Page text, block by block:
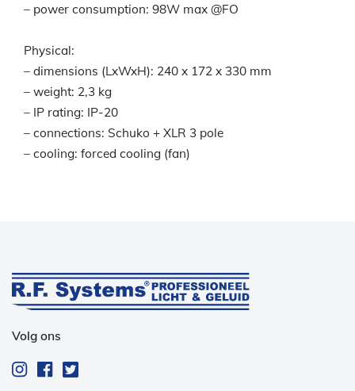
– power consumption: 98W max @FO
Physical:
– dimensions (LxWxH): 240 x 172 x 330 mm
– weight: 2,3 kg
– IP rating: IP-20
– connections: Schuko + XLR 3 pole
– cooling: forced cooling (fan)
Volg ons